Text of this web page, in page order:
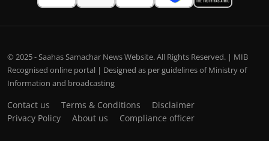
© 2025 - Saahas Samachar News Website. All Rights Reserved. | MIB
Recognised online portal | Designed as per guidelines of Ministry of
Information and broadcasting
Contact us Terms & Conditions
Disclaimer
Privacy Policy
About us Compliance officer